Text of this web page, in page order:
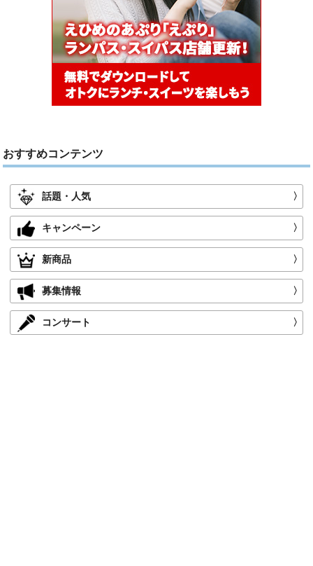
おすすめコンテンツ
話題・人気 〉
キャンペーン 〉
新商品 〉
募集情報 〉
コンサート 〉